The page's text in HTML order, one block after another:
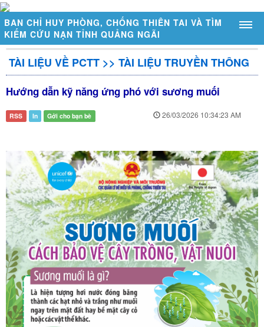
BAN CHỈ HUY PHÒNG, CHỐNG THIÊN TAI VÀ TÌM
KIẾM CỨU NẠN TỈNH QUẢNG NGÃI
GIỚI THIỆU
Sơ đồ tổ chức
Chức năng, nhiệm vụ
DỰ BÁO - CẢNH BÁO
Thời tiết - Thủy văn
Cảnh báo thiên tai
Trạm đo mực nước tự động
Trạm đo mưa tự động
Mực nước ngầm tràn
Mực nước sông
Mực nước hồ chứa
PHÒNG CHỐNG THIÊN TAI - TKCN
TÀI LIỆU VỀ PCTT >> TÀI LIỆU TRUYỀN THÔNG
Hướng dẫn kỹ năng ứng phó với sương muối
RSS In Gởi cho bạn bè 26/03/2026 10:34:23 AM